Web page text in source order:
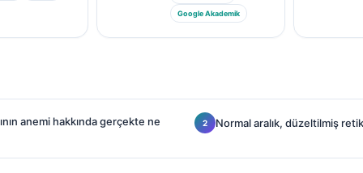
Google Akademik
anemi hakkında gerçekte ne Normal aralık, düzeltilmiş